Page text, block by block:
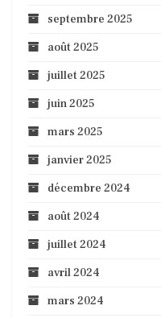
septembre 2025
août 2025
juillet 2025
juin 2025
mars 2025
janvier 2025
décembre 2024
août 2024
juillet 2024
avril 2024
mars 2024